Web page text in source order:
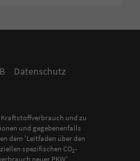
Datenschutz
und zu
und gegebenenfalls
dem 'Leitfaden über den
spezifischen CO2-